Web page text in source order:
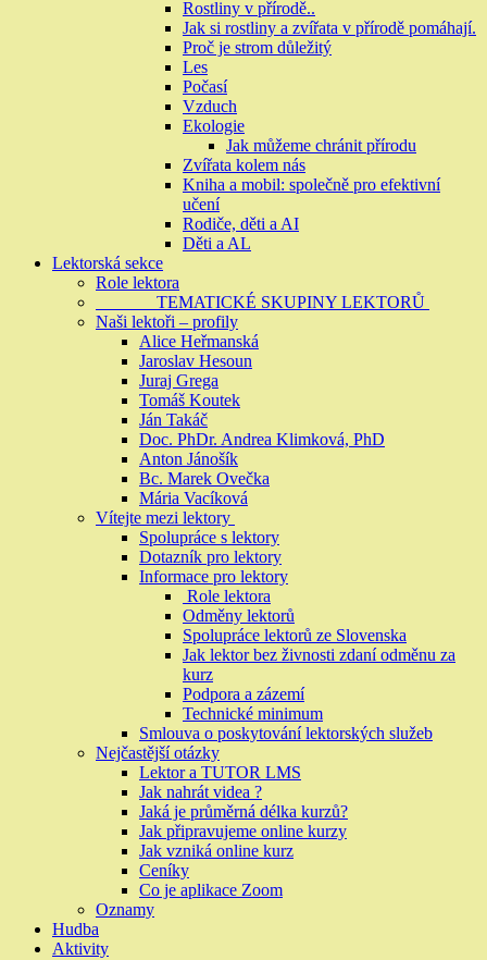
Rostliny v přírodě..
Jak si rostliny a zvířata v přírodě pomáhají.
Proč je strom důležitý
Les
Počasí
Vzduch
Ekologie
Jak můžeme chránit přírodu
Zvířata kolem nás
Kniha a mobil: společně pro efektivní
učení
Rodiče, děti a AI
Děti a AL
Lektorská sekce
Role lektora
TEMATICKÉ SKUPINY LEKTORŮ
Naši lektoři – profily
Alice Heřmanská
Jaroslav Hesoun
Juraj Grega
Tomáš Koutek
Ján Takáč
Doc. PhDr. Andrea Klimková, PhD
Anton Jánošík
Bc. Marek Ovečka
Mária Vacíková
Vítejte mezi lektory
Spolupráce s lektory
Dotazník pro lektory
Informace pro lektory
Role lektora
Odměny lektorů
Spolupráce lektorů ze Slovenska
Jak lektor bez živnosti zdaní odměnu za
kurz
Podpora a zázemí
Technické minimum
Smlouva o poskytování lektorských služeb
Nejčastější otázky
Lektor a TUTOR LMS
Jak nahrát videa ?
Jaká je průměrná délka kurzů?
Jak připravujeme online kurzy
Jak vzniká online kurz
Ceníky
Co je aplikace Zoom
Oznamy
Hudba
Aktivity